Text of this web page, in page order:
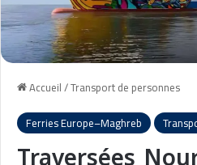
Accueil/Transport de personnes
Ferries Europe–Maghreb